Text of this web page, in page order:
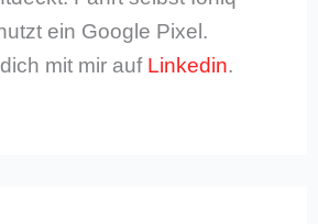
ein Google Pixel.
mit mir auf Linkedin.